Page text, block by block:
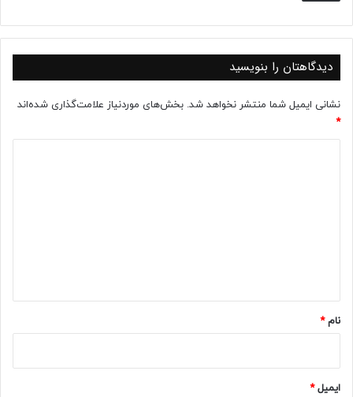
دیدگاهتان را بنویسید
نشانی ایمیل شما منتشر نخواهد شد. بخش‌های موردنیاز علامت‌گذاری شده‌اند
*
نام*
ایمیل*